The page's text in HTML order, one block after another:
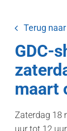
Terug
GDC-
maart
Zaterdag 18
uur tot 12